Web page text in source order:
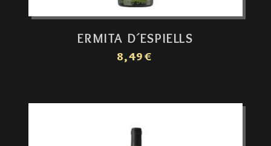
ERMITA D´ESPIELLS
8,49€